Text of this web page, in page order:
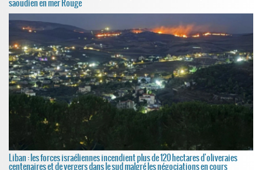
saoudien en mer Rouge
Liban : les forces israéliennes incendient plus de 120 hectares d'oliveraies
centenaires et de vergers dans le sud malgré les négociations en cours